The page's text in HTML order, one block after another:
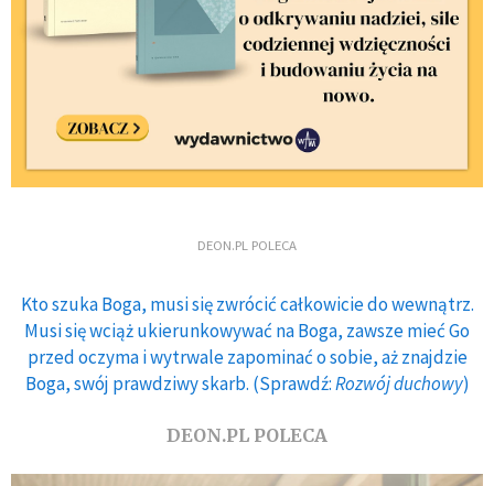
DEON.PL POLECA
Kto szuka Boga, musi się zwrócić całkowicie do wewnątrz.
Musi się wciąż ukierunkowywać na Boga, zawsze mieć Go
przed oczyma i wytrwale zapominać o sobie, aż znajdzie
Boga, swój prawdziwy skarb. (Sprawdź:Rozwój duchowy)
DEON.PL POLECA